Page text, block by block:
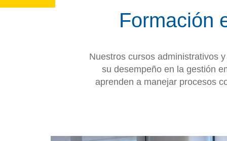
Formación
Nuestros cursos administrativos
su desempeño en la gestión
aprenden a manejar procesos